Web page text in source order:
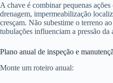
A chave é combinar pequenas
drenagem, impermeabilização
cresçam. Não subestime o terreno
tubulações influenciam a pressão da
Plano anual de inspeção e
Monte um roteiro anual: